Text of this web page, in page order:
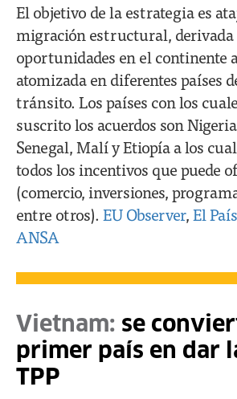
El objetivo de la estrategia es
migración estructural, derivada
oportunidades en el continente
atomizada en diferentes países
tránsito. Los países con los
suscrito los acuerdos son
Senegal, Malí y Etiopía a los
todos los incentivos que puede
(comercio, inversiones,
entre otros). EU Observer,El País
ANSA
Vietnam: se
primer país en dar
TPP